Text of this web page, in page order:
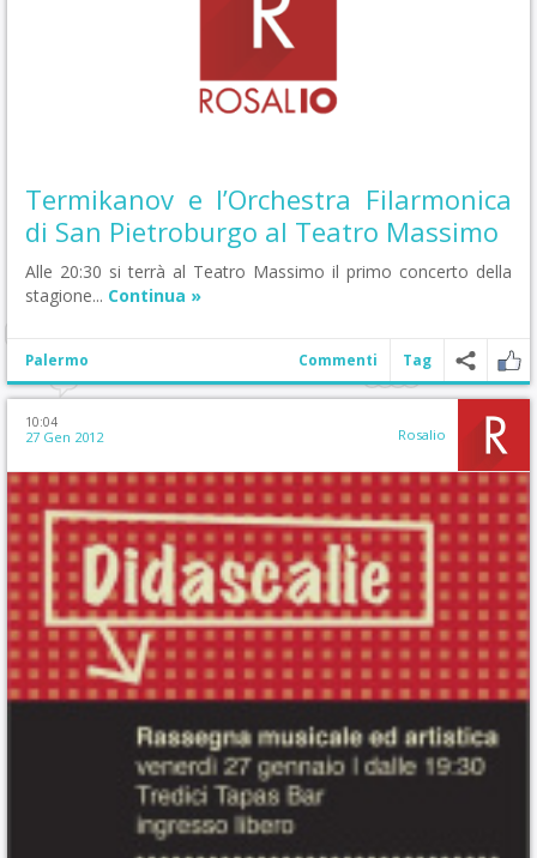
Termikanov e l’Orchestra Filarmonica
di San Pietroburgo al Teatro Massimo
Alle 20:30 si terrà al Teatro Massimo il primo concerto della
stagione... Continua »
Palermo Commenti Tag
10:04
27 Gen 2012 Rosalio